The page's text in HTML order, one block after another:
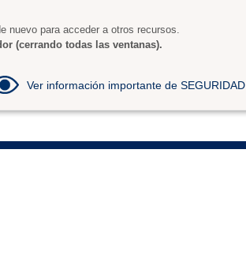
nuevo para acceder a otros recursos.
(cerrando todas las ventanas).
Ver información importante de SEGURIDAD